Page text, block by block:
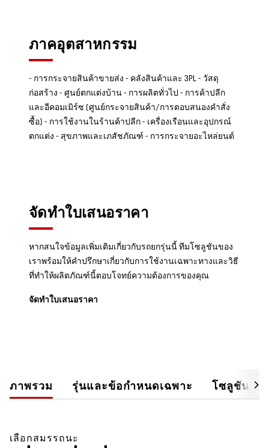
ภาคอุตสาหกรรม
- การกระจายสินค้าขายส่ง - คลังสินค้าและ 3PL - วัสดุ
ก่อสร้าง - ศูนย์ตกแต่งบ้าน - การผลิตทั่วไป - การค้าปลีก
และอีคอมเมิร์ซ (ศูนย์กระจายสินค้า/การตอบสนองคำสั่ง
ซื้อ) - การใช้งานในร้านค้าปลีก - เครื่องเรือนและอุปกรณ์
ตกแต่ง - สุขภาพและเภสัชภัณฑ์ - การกระจายอะไหล่ยนต์
จัดทำใบเสนอราคา
หากสนใจข้อมูลเพิ่มเติมเกี่ยวกับรถยกรุ่นนี้ ทีมโซลูชันของ
เราพร้อมให้คำปรึกษาเกี่ยวกับการใช้งานเฉพาะทางและวิธี
ที่ทำให้ผลิตภัณฑ์นี้ตอบโจทย์ความต้องการของคุณ
จัดทำใบเสนอราคา
ภาพรวม รุ่นและข้อกำหนดเฉพาะ โซลูชันสำ
เลือกสมรรถนะ